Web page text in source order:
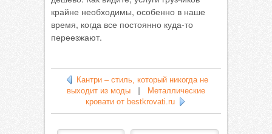
крайне необходимы, особенно в наше
время, когда все постоянно куда-то
переезжают.
Кантри – стиль, который никогда не
выходит из моды
Металлические
кровати от bestkrovati.ru